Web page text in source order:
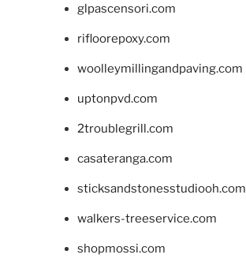
glpascensori.com
rifloorepoxy.com
woolleymillingandpaving.com
uptonpvd.com
2troublegrill.com
casateranga.com
sticksandstonesstudiooh.com
walkers-treeservice.com
shopmossi.com